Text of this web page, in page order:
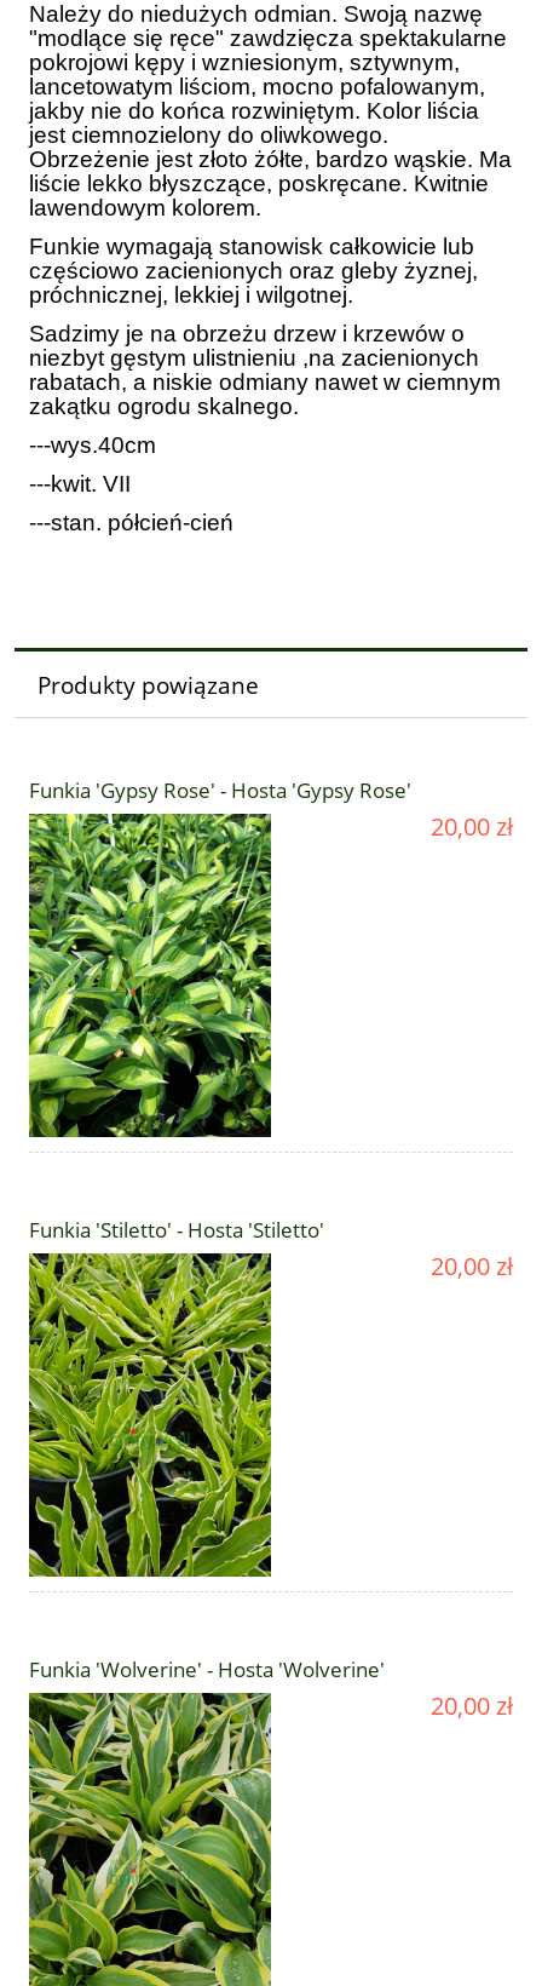
Należy do niedużych odmian. Swoją nazwę
"modlące się ręce" zawdzięcza spektakularne
pokrojowi kępy i wzniesionym, sztywnym,
lancetowatym liściom, mocno pofalowanym,
jakby nie do końca rozwiniętym. Kolor liścia
jest ciemnozielony do oliwkowego.
Obrzeżenie jest złoto żółte, bardzo wąskie. Ma
liście lekko błyszczące, poskręcane. Kwitnie
lawendowym kolorem.
Funkie wymagają stanowisk całkowicie lub
częściowo zacienionych oraz gleby żyznej,
próchnicznej, lekkiej i wilgotnej.
Sadzimy je na obrzeżu drzew i krzewów o
niezbyt gęstym ulistnieniu ,na zacienionych
rabatach, a niskie odmiany nawet w ciemnym
zakątku ogrodu skalnego.
---wys.40cm
---kwit. VII
---stan. półcień-cień
Produkty powiązane
Funkia 'Gypsy Rose' - Hosta 'Gypsy Rose'
20,00 zł
Funkia 'Stiletto' - Hosta 'Stiletto'
20,00 zł
Funkia 'Wolverine' - Hosta 'Wolverine'
20,00 zł